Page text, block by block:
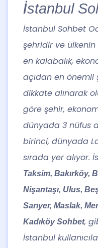
İstanbul
İstanbul Sohbet
şehridir ve ülkenin
en kalabalık,
açıdan en önemli
dikkate alınarak
göre şehir,
dünyada 3 nüfus
birinci, dünyada
sırada yer alıyor.
Taksim, Bakırköy,
Nişantaşı, Ulus,
Sarıyer, Maslak,
Kadıköy Sohbet,
İstanbul